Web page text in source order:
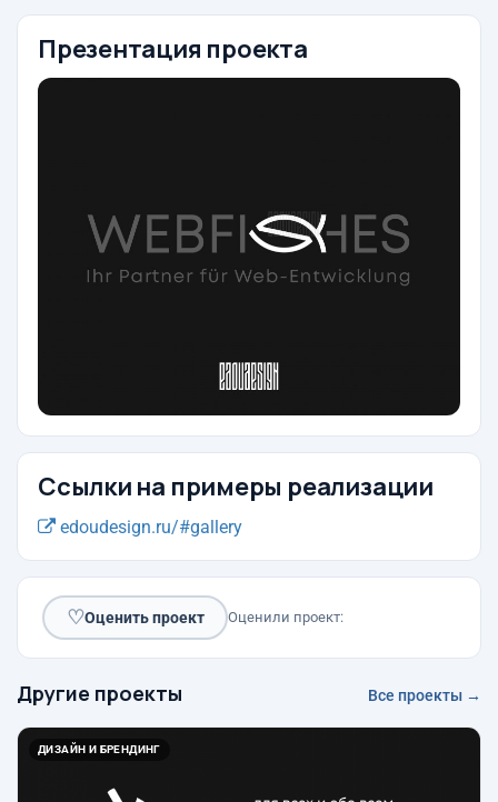
Презентация проекта
Ссылки на примеры реализации
edoudesign.ru/#gallery
♡Оценить проект Оценили проект:
Другие проекты Все проекты →
ДИЗАЙН И БРЕНДИНГ